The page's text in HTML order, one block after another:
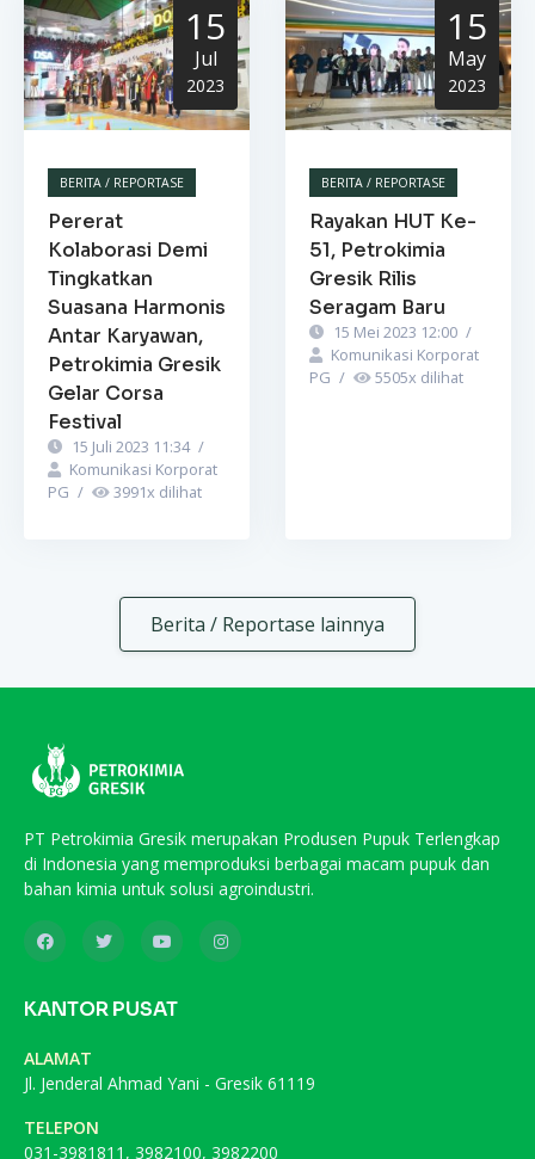
15
Jul
2023
BERITA / REPORTASE
Pererat
Kolaborasi Demi
Tingkatkan
Suasana Harmonis
Antar Karyawan,
Petrokimia Gresik
Gelar Corsa
Festival
15 Juli 2023 11:34 /
Komunikasi Korporat
PG / 3991x dilihat
15
May
2023
BERITA / REPORTASE
Rayakan HUT Ke-
51, Petrokimia
Gresik Rilis
Seragam Baru
15 Mei 2023 12:00 /
Komunikasi Korporat
PG / 5505x dilihat
Berita / Reportase lainnya
PT Petrokimia Gresik merupakan Produsen Pupuk Terlengkap
di Indonesia yang memproduksi berbagai macam pupuk dan
bahan kimia untuk solusi agroindustri.
KANTOR PUSAT
ALAMAT
Jl. Jenderal Ahmad Yani - Gresik 61119
TELEPON
031-3981811, 3982100, 3982200